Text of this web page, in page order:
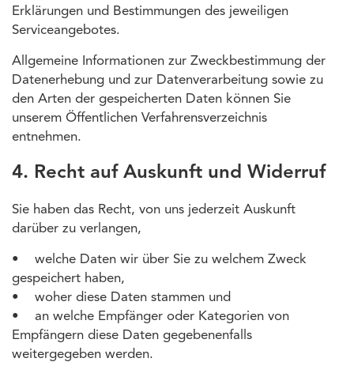
Erklärungen und Bestimmungen des jeweiligen
Serviceangebotes.
Allgemeine Informationen zur Zweckbestimmung der
Datenerhebung und zur Datenverarbeitung sowie zu
den Arten der gespeicherten Daten können Sie
unserem Öffentlichen Verfahrensverzeichnis
entnehmen.
4. Recht auf Auskunft und Widerruf
Sie haben das Recht, von uns jederzeit Auskunft
darüber zu verlangen,
• welche Daten wir über Sie zu welchem Zweck
gespeichert haben,
• woher diese Daten stammen und
• an welche Empfänger oder Kategorien von
Empfängern diese Daten gegebenenfalls
weitergegeben werden.